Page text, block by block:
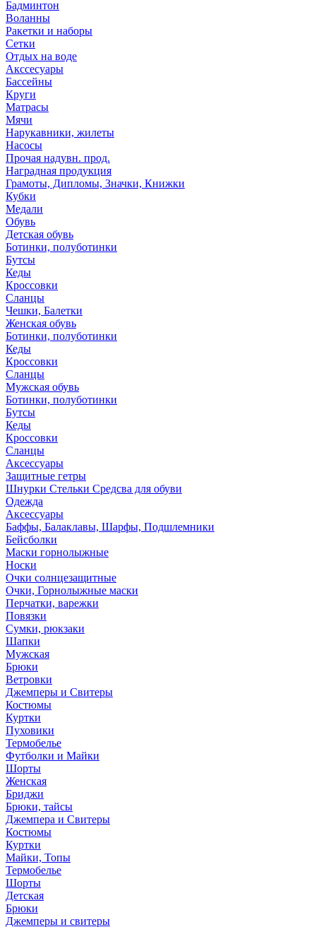
Бадминтон
Воланны
Ракетки и наборы
Сетки
Отдых на воде
Акссесуары
Бассейны
Круги
Матрасы
Мячи
Нарукавники, жилеты
Насосы
Прочая надувн. прод.
Наградная продукция
Грамоты, Дипломы, Значки, Книжки
Кубки
Медали
Обувь
Детская обувь
Ботинки, полуботинки
Бутсы
Кеды
Кроссовки
Сланцы
Чешки, Балетки
Женская обувь
Ботинки, полуботинки
Кеды
Кроссовки
Сланцы
Мужская обувь
Ботинки, полуботинки
Бутсы
Кеды
Кроссовки
Сланцы
Аксессуары
Защитные гетры
Шнурки Стельки Средсва для обуви
Одежда
Аксессуары
Баффы, Балаклавы, Шарфы, Подшлемники
Бейсболки
Маски горнолыжные
Носки
Очки солнцезащитные
Очки, Горнолыжные маски
Перчатки, варежки
Повязки
Сумки, рюкзаки
Шапки
Мужская
Брюки
Ветровки
Джемперы и Свитеры
Костюмы
Куртки
Пуховики
Термобелье
Футболки и Майки
Шорты
Женская
Бриджи
Брюки, тайсы
Джемпера и Свитеры
Костюмы
Куртки
Майки, Топы
Термобелье
Шорты
Детская
Брюки
Джемперы и свитеры